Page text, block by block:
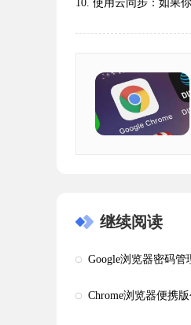
10. 使用云同步：如果
继续阅读
Google浏览器密码管
Chrome浏览器便携